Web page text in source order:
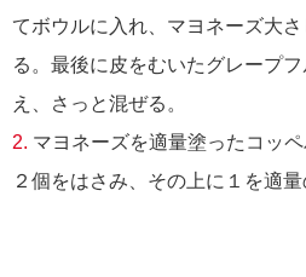
てボウルに入れ、マヨネーズ大
る。最後に皮をむいたグレープ
え、さっと混ぜる。
2. マヨネーズを適量塗ったコッ
２個をはさみ、その上に１を適量